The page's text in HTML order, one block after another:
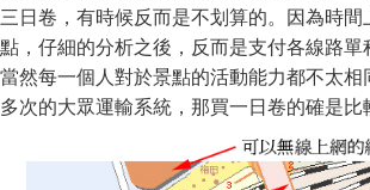
三日卷，有時候反而是不划算的。因為時間
點，仔細的分析之後，反而是支付各線路單
當然每一個人對於景點的活動能力都不太相
多次的大眾運輸系統，那買一日卷的確是比